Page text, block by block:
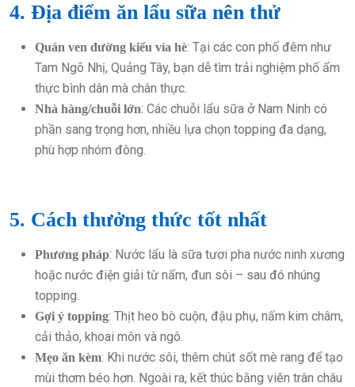
4. Địa điểm ăn lẩu sữa nên thử
Quán ven đường kiểu vỉa hè: Tại các con phố đêm như
Tam Ngõ Nhị, Quảng Tây, bạn dễ tìm trải nghiệm phố ẩm
thực bình dân mà chân thực.
Nhà hàng/chuỗi lớn: Các chuỗi lẩu sữa ở Nam Ninh có
phần sang trọng hơn, nhiều lựa chọn topping đa dạng,
phù hợp nhóm đông.
5. Cách thưởng thức tốt nhất
Phương pháp: Nước lẩu là sữa tươi pha nước ninh xương
hoặc nước điện giải từ nấm, đun sôi – sau đó nhúng
topping.
Gợi ý topping: Thịt heo bò cuộn, đậu phụ, nấm kim châm,
cải thảo, khoai môn và ngô.
Mẹo ăn kèm: Khi nước sôi, thêm chút sốt mè rang để tạo
mùi thơm béo hơn. Ngoài ra, kết thúc bằng viên trân châu